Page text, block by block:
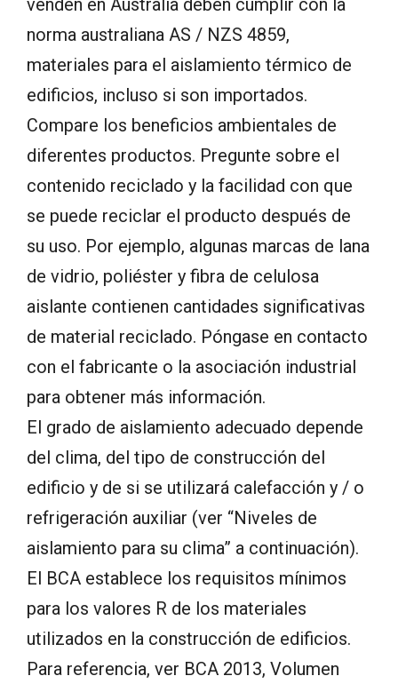
norma australiana AS / NZS 4859,
materiales para el aislamiento térmico de
edificios, incluso si son importados.
Compare los beneficios ambientales de
diferentes productos. Pregunte sobre el
contenido reciclado y la facilidad con que
se puede reciclar el producto después de
su uso. Por ejemplo, algunas marcas de lana
de vidrio, poliéster y fibra de celulosa
aislante contienen cantidades significativas
de material reciclado. Póngase en contacto
con el fabricante o la asociación industrial
para obtener más información.
El grado de aislamiento adecuado depende
del clima, del tipo de construcción del
edificio y de si se utilizará calefacción y / o
refrigeración auxiliar (ver “Niveles de
aislamiento para su clima” a continuación).
El BCA establece los requisitos mínimos
para los valores R de los materiales
utilizados en la construcción de edificios.
Para referencia, ver BCA 2013, Volumen